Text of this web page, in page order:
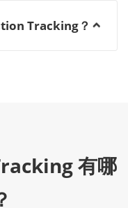
Tracking？
有哪